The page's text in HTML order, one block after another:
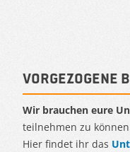
Vorgezogene
Wir brauchen eure
teilnehmen zu
Hier findet ihr das